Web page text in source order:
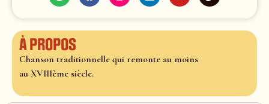
À propos
Chanson traditionnelle qui remonte au moins
au XVIIIème siècle.